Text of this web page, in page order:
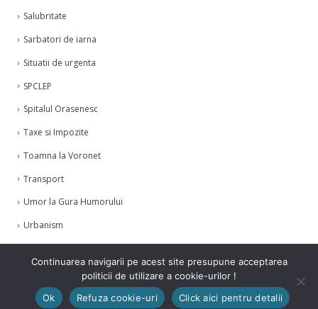
Salubritate
Sarbatori de iarna
Situatii de urgenta
SPCLEP
Spitalul Orasenesc
Taxe si Impozite
Toamna la Voronet
Transport
Umor la Gura Humorului
Urbanism
Continuarea navigarii pe acest site presupune acceptarea
politicii de utilizare a cookie-urilor !
Ok
Refuza cookie-uri Click aici pentru detalii